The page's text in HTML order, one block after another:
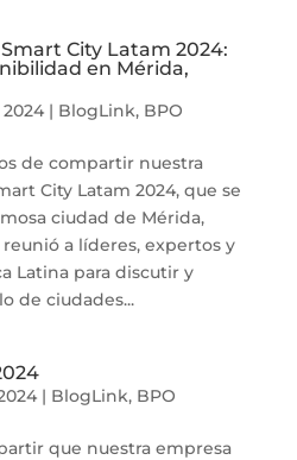
City Latam 2024:
en Mérida,
2024| BlogLink, BPO
de compartir nuestra
City Latam 2024, que se
ciudad de Mérida,
a líderes, expertos y
Latina para discutir y
de ciudades...
| BlogLink, BPO
que nuestra empresa